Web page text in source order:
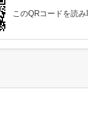
このQRコードを読